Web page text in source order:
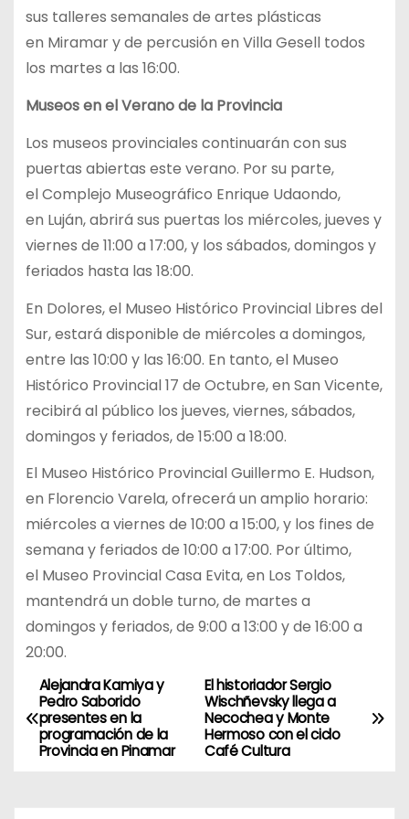
sus talleres semanales de artes plásticas
en Miramar y de percusión en Villa Gesell todos
los martes a las 16:00.
Museos en el Verano de la Provincia
Los museos provinciales continuarán con sus
puertas abiertas este verano. Por su parte,
el Complejo Museográfico Enrique Udaondo,
en Luján, abrirá sus puertas los miércoles, jueves y
viernes de 11:00 a 17:00, y los sábados, domingos y
feriados hasta las 18:00.
En Dolores, el Museo Histórico Provincial Libres del
Sur, estará disponible de miércoles a domingos,
entre las 10:00 y las 16:00. En tanto, el Museo
Histórico Provincial 17 de Octubre, en San Vicente,
recibirá al público los jueves, viernes, sábados,
domingos y feriados, de 15:00 a 18:00.
El Museo Histórico Provincial Guillermo E. Hudson,
en Florencio Varela, ofrecerá un amplio horario:
miércoles a viernes de 10:00 a 15:00, y los fines de
semana y feriados de 10:00 a 17:00. Por último,
el Museo Provincial Casa Evita, en Los Toldos,
mantendrá un doble turno, de martes a
domingos y feriados, de 9:00 a 13:00 y de 16:00 a
20:00.
N
a
El historiador Sergio
Wischñevsky llega a
Necochea y Monte
Hermoso con el ciclo
Café Cultura
Alejandra Kamiya y
Pedro Saborido
presentes en la
programación de la
Provincia en Pinamar